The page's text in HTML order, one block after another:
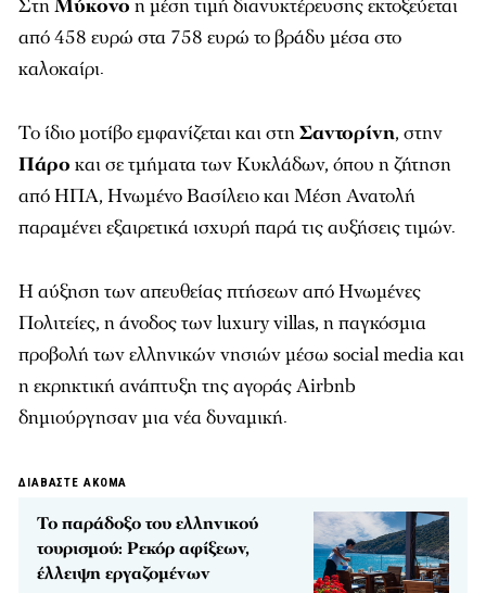
ΣτηΜύκονο η μέση τιμή διανυκτέρευσης εκτοξεύεται
από 458 ευρώ στα 758 ευρώ το βράδυ μέσα στο
καλοκαίρι.
Το ίδιο μοτίβο εμφανίζεται και στηΣαντορίνη, στην
Πάρο και σε τμήματα των Κυκλάδων, όπου η ζήτηση
από ΗΠΑ, Ηνωμένο Βασίλειο και Μέση Ανατολή
παραμένει εξαιρετικά ισχυρή παρά τις αυξήσεις τιμών.
Η αύξηση των απευθείας πτήσεων από Ηνωμένες
Πολιτείες, η άνοδος των luxury villas, η παγκόσμια
προβολή των ελληνικών νησιών μέσω social media και
η εκρηκτική ανάπτυξη της αγοράς Airbnb
δημιούργησαν μια νέα δυναμική.
ΔΙΑΒΑΣΤΕ ΑΚΟΜΑ
Το παράδοξο του ελληνικού
τουρισμού: Ρεκόρ αφίξεων,
έλλειψη εργαζομένων